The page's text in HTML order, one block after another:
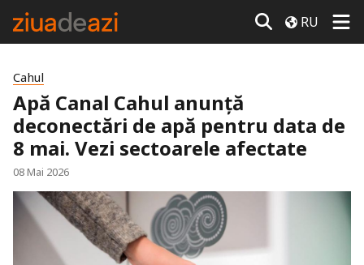
RU
Cahul
Apă Canal Cahul anunță
deconectări de apă pentru data de
8 mai. Vezi sectoarele afectate
08 Mai 2026